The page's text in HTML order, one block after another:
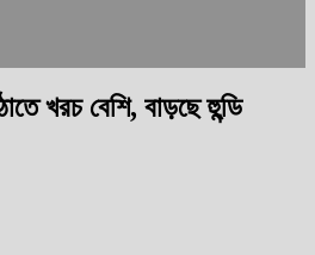
খরচ বেশি, বাড়ছে হুন্ডি